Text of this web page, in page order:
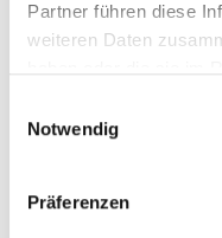
Partner führen diese
weiteren Daten
Notwendig
Präferenzen
Les premières